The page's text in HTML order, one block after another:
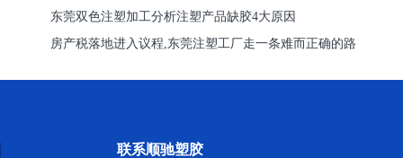
东莞双色注塑加工分析注塑产品缺胶4大原因
房产税落地进入议程,东莞注塑工厂走一条难而正确的路
联系顺驰塑胶